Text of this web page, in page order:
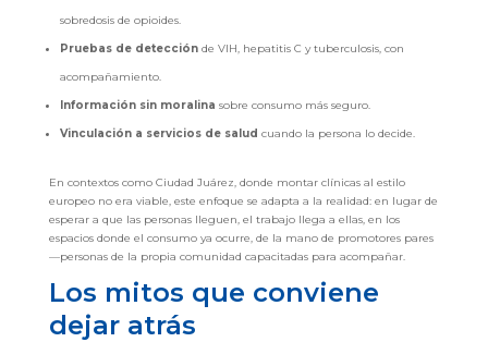
sobredosis de opioides.
Pruebas de detecciónde VIH, hepatitis C y tuberculosis, con
acompañamiento.
Información sin moralina sobre consumo más seguro.
Vinculación a servicios de salud cuando la persona lo decide.
En contextos como Ciudad Juárez, donde montar clínicas al estilo
europeo no era viable, este enfoque se adapta a la realidad: en lugar de
esperar a que las personas lleguen, el trabajo llega a ellas, en los
espacios donde el consumo ya ocurre, de la mano de promotores pares
—personas de la propia comunidad capacitadas para acompañar.
Los mitos que conviene
dejar atrás